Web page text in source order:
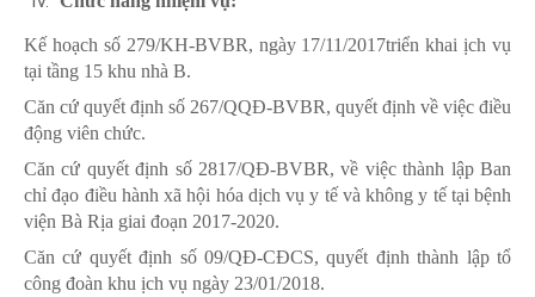
Kế hoạch số 279/KH-BVBR, ngày 17/11/2017triển khai ịch vụ
tại tầng 15 khu nhà B.
Căn cứ quyết định số 267/QQĐ-BVBR, quyết định về việc điều
động viên chức.
Căn cứ quyết định số 2817/QĐ-BVBR, về việc thành lập Ban
chỉ đạo điều hành xã hội hóa dịch vụ y tế và không y tế tại bệnh
viện Bà Rịa giai đoạn 2017-2020.
Căn cứ quyết định số 09/QĐ-CĐCS, quyết định thành lập tổ
công đoàn khu ịch vụ ngày 23/01/2018.